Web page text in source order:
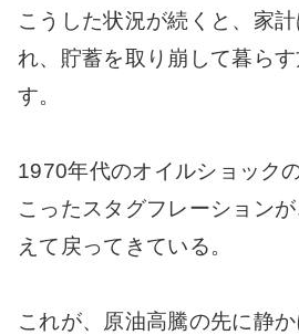
こうした状況が続くと、家
れ、貯蓄を取り崩して暮ら
す。
1970年代のオイルショック
こったスタグフレーション
えて戻ってきている。
これが、原油高騰の先に静